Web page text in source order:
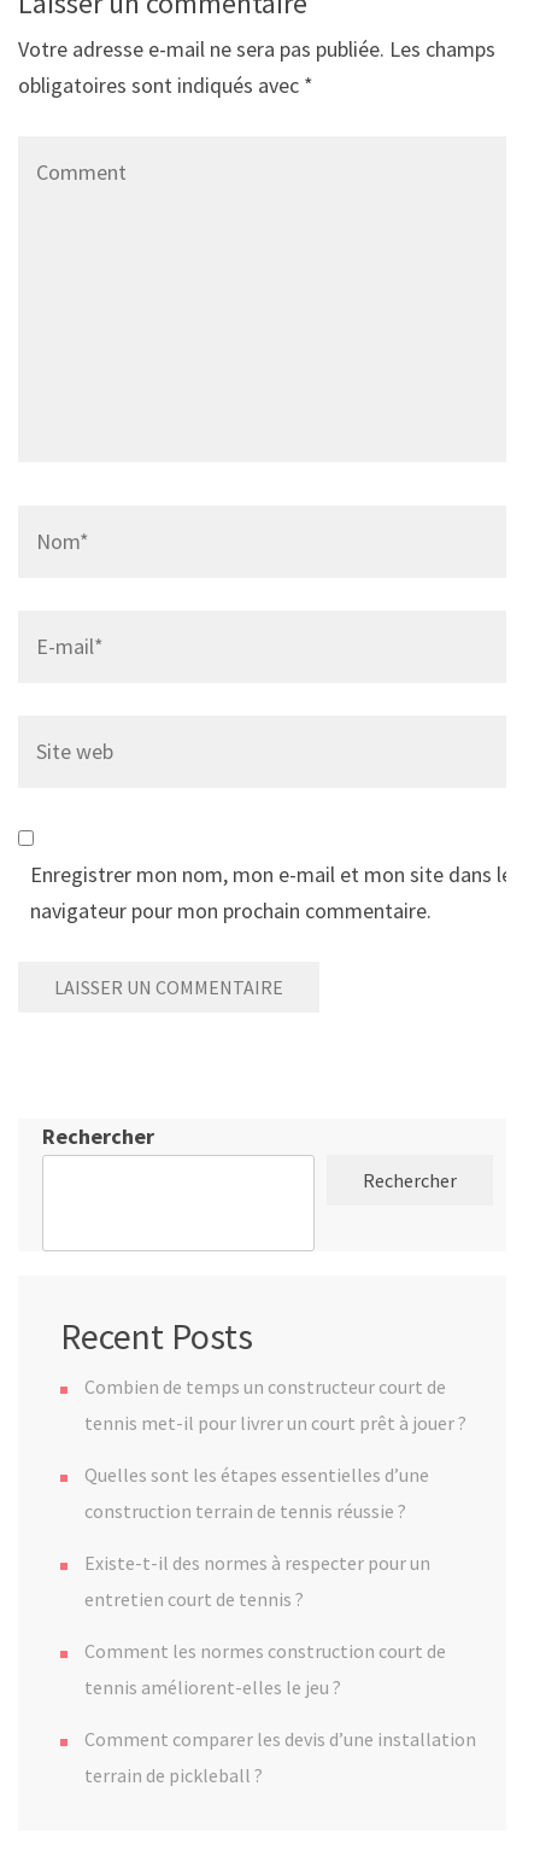
Votre adresse e-mail ne sera pas publiée. Les champs
obligatoires sont indiqués avec *
web
Enregistrer mon nom, mon e-mail et mon site dans le
navigateur pour mon prochain commentaire.
Rechercher
Rechercher
Recent Posts
Combien de temps un constructeur court de
tennis met-il pour livrer un court prêt à jouer ?
Quelles sont les étapes essentielles d’une
construction terrain de tennis réussie ?
Existe-t-il des normes à respecter pour un
entretien court de tennis ?
Comment les normes construction court de
tennis améliorent-elles le jeu ?
Comment comparer les devis d’une installation
terrain de pickleball ?